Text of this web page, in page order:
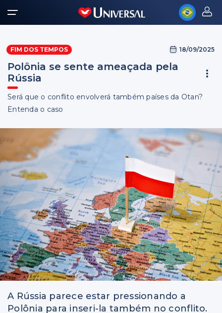
FIM DOS TEMPOS 18/09/2025
Polônia se sente ameaçada pela
Rússia
Será que o conflito envolverá também países da Otan?
Entenda o caso
A Rússia parece estar pressionando a
Polônia para inseri-la também no conflito.